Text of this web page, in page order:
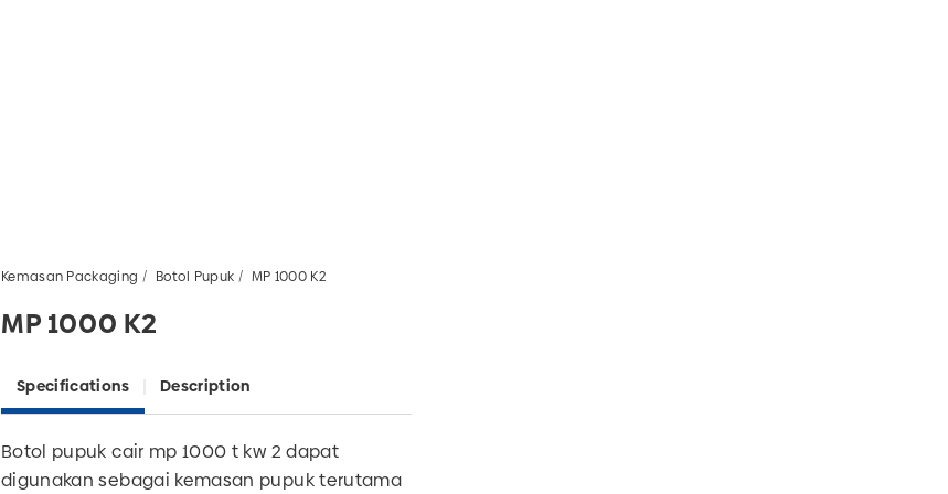
Kemasan Packaging Botol Pupuk MP 1000 K2
MP 1000 K2
Specifications Description
Botol pupuk cair mp 1000 t kw 2dapat
digunakan sebagai kemasan pupuk terutama